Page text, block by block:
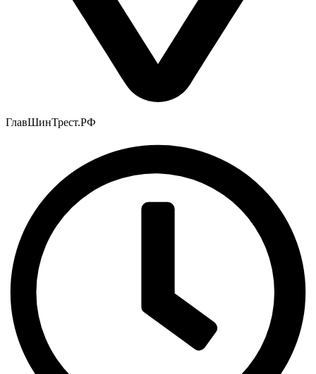
ГлавШинТрест.РФ